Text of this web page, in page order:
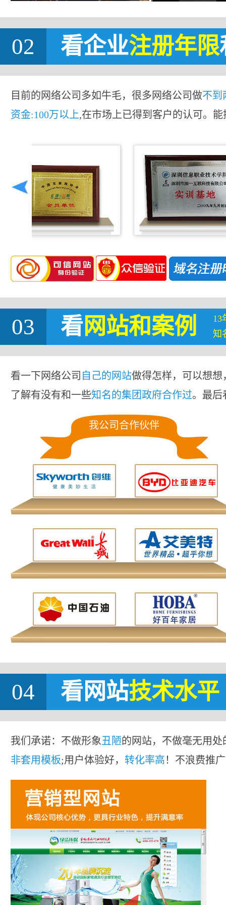
02 看企业注册年限
目前的网络公司多如牛毛，很多网络公司做不到
资金:100万以上,在市场上已得到客户的认可。
03 看网站和案例
13
知
看一下网络公司 自己的网站做得怎样，可以想
了解有没有和一些知名的集团政府合作过。最后
我公司合作伙伴
04 看网站技术水平
我们承诺：不做形象丑陋的网站，不做毫无用处
非套用模板;用户体验好， 转化率高！不浪费推